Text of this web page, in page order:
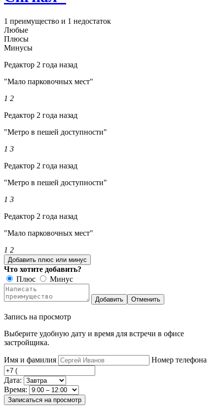
1 преимущество и 1 недостаток
Любые
Плюсы
Минусы
Редактор 2 года назад
"Мало парковочных мест"
1 2
Редактор 2 года назад
"Метро в пешей доступности"
1 3
Редактор 2 года назад
"Метро в пешей доступности"
1 3
Редактор 2 года назад
"Мало парковочных мест"
1 2
Добавить плюс или минус
Что хотите добавить?
Плюс
Минус
Добавить Отменить
Запись на просмотр
Выберите удобную дату и время для встречи в офисе
застройщика.
Имя и фамилия Номер телефона
Дата:
Время:
Записаться на просмотр